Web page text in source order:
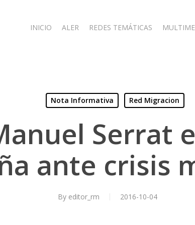
INICIO ALER REDES TEMÁTICAS
Nota Informativa Red Migracion
Serrat
ante crisis
By editor_rm 2016-10-04